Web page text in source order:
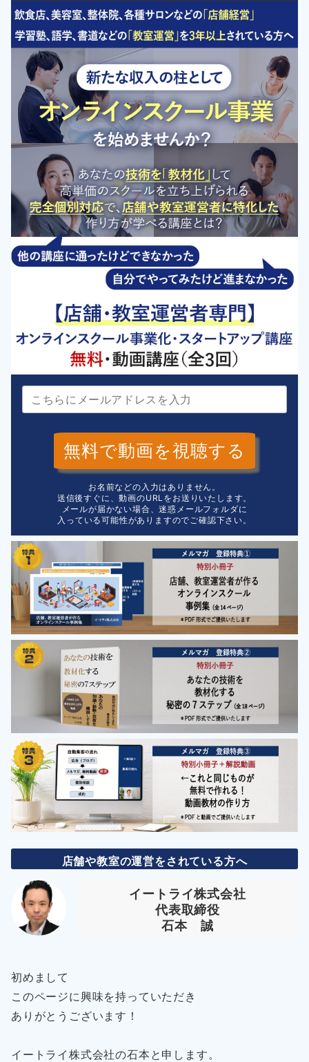
無料で動画を視聴する
お名前などの入力はありません。
送信後すぐに、動画のURLをお送りいたします。
メールが届かない場合、迷惑メールフォルダに
入っている可能性がありますのでご確認下さい。
店舗や教室の運営をされている方へ
イートライ株式会社
代表取締役
石本 誠
初めまして
このページに興味を持っていただき
ありがとうございます！
イートライ株式会社の石本と申します。